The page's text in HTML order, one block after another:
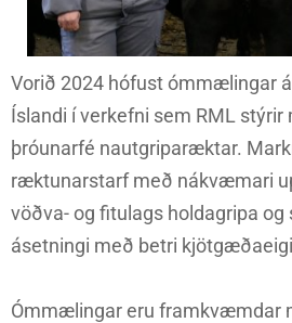
Vorið 2024 hófust ómmælingar
Íslandi í verkefni sem RML stýrir
þróunarfé nautgriparæktar.
ræktunarstarf með nákvæmari
vöðva- og fitulags holdagripa og
ásetningi með betri
Ómmælingar eru framkvæmdar